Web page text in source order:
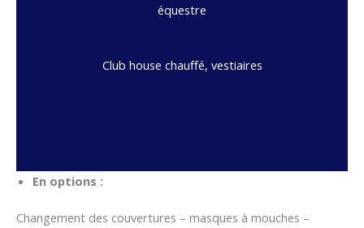
équestre
Club house chauffé, vestiaires
En options :
Changement des couvertures – masques à mouches –